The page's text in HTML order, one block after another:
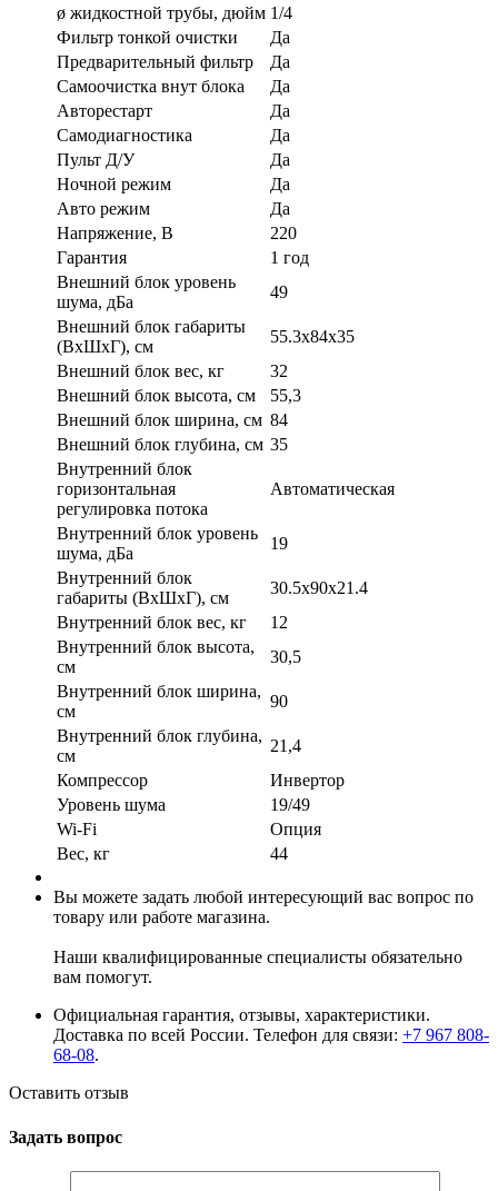
ø жидкостной трубы, дюйм 1/4
Фильтр тонкой очистки
Да
Предварительный фильтр
Да
Самоочистка внут блока
Да
Авторестарт
Да
Самодиагностика
Да
Пульт Д/У
Да
Ночной режим
Да
Авто режим
Да
Напряжение, В
220
Гарантия
1 год
Внешний блок уровень
шума, дБа
49
Внешний блок габариты
(ВхШхГ), см
55.3x84x35
Внешний блок вес, кг
32
Внешний блок высота, см
55,3
Внешний блок ширина, см 84
Внешний блок глубина, см 35
Внутренний блок
горизонтальная
регулировка потока
Автоматическая
Внутренний блок уровень
шума, дБа
19
Внутренний блок
габариты (ВхШхГ), см
30.5x90x21.4
Внутренний блок вес, кг
12
Внутренний блок высота,
см
30,5
Внутренний блок ширина,
см
90
Внутренний блок глубина,
см
21,4
Компрессор
Инвертор
Уровень шума
19/49
Wi-Fi
Опция
Вес, кг
44
Вы можете задать любой интересующий вас вопрос по
товару или работе магазина.
Наши квалифицированные специалисты обязательно
вам помогут.
Официальная гарантия, отзывы, характеристики.
Доставка по всей России. Телефон для связи: +7 967 808-
68-08.
Оставить отзыв
Задать вопрос